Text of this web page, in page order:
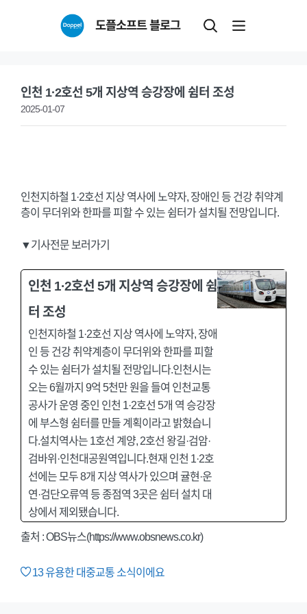
도플소프트 블로그
인천 1·2호선 5개 지상역 승강장에 쉼터 조성
2025-01-07
인천지하철 1·2호선 지상 역사에 노약자, 장애인 등 건강 취약계
층이 무더위와 한파를 피할 수 있는 쉼터가 설치될 전망입니다.
▼기사전문 보러가기
인천 1·2호선 5개 지상역 승강장에 쉼
터 조성
인천지하철 1·2호선 지상 역사에 노약자, 장애
인 등 건강 취약계층이 무더위와 한파를 피할
수 있는 쉼터가 설치될 전망입니다.인천시는
오는 6월까지 9억 5천만 원을 들여 인천교통
공사가 운영 중인 인천 1·2호선 5개 역 승강장
에 부스형 쉼터를 만들 계획이라고 밝혔습니
다.설치역사는 1호선 계양, 2호선 왕길·검암·
검바위·인천대공원역입니다.현재 인천 1·2호
선에는 모두 8개 지상 역사가 있으며 귤현·운
연·검단오류역 등 종점역 3곳은 쉼터 설치 대
상에서 제외됐습니다.
출처 : OBS뉴스(https://www.obsnews.co.kr)
13유용한 대중교통 소식이에요